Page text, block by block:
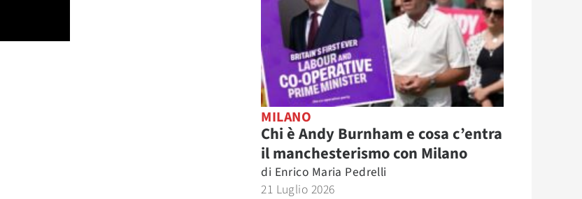
MILANO
Chi è Andy Burnham e cosa c’entra
il manchesterismo con Milano
di Enrico Maria Pedrelli
21 Luglio 2026